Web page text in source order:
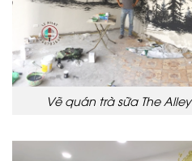
Vẽ quán trà sữa The